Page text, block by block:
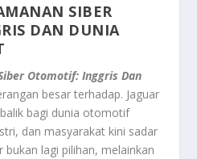
SIBER
DAN DUNIA
Otomotif: Inggris Dan
besar terhadap. Jaguar
bagi dunia otomotif
dan masyarakat kini sadar
bukan lagi pilihan, melainkan